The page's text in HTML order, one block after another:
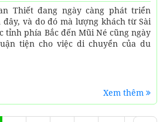
Thiết đang ngày càng phát triển
và do đó mà lượng khách từ Sài
tỉnh phía Bắc đến Mũi Né cũng ngày
tiện cho việc di chuyển của du
Xem thêm